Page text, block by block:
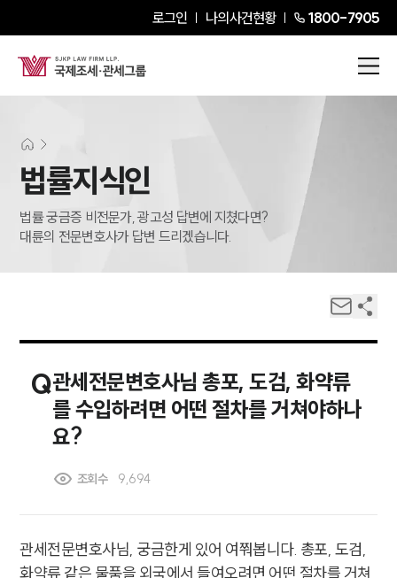
로그인 나의사건현황 1800-7905
법률지식인
법률 궁금증 비전문가, 광고성 답변에 지쳤다면?
대륜의 전문변호사가 답변 드리겠습니다.
Q관세전문변호사님 총포, 도검, 화약류
를 수입하려면 어떤 절차를 거쳐야하나
요?
조회수 9,694
관세전문변호사님, 궁금한게 있어 여쭤봅니다. 총포, 도검,
화약류 같은 물품을 외국에서 들여오려면 어떤 절차를 거쳐